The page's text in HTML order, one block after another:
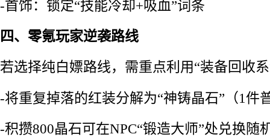
-首饰：锁定“技能冷却+吸血”词条
四、零氪玩家逆袭路线
若选择纯白嫖路线，需重点利用“装备回收
-将重复掉落的红装分解为“神铸晶石”（1件
-积攒800晶石可在NPC“锻造大师”处兑换随